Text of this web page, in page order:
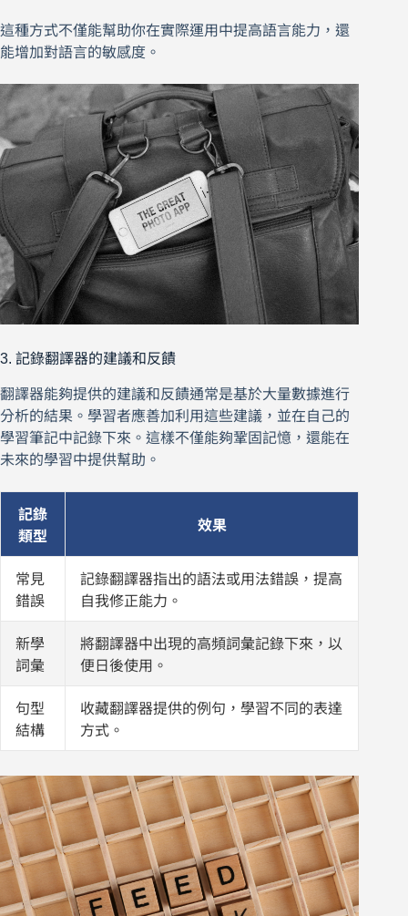
這種方式不僅能幫助你在實際運用中提高語言能力，還
能增加對語言的敏感度。
3. 記錄翻譯器的建議和反饋
翻譯器能夠提供的建議和反饋通常是基於大量數據進行
分析的結果。學習者應善加利用這些建議，並在自己的
學習筆記中記錄下來。這樣不僅能夠鞏固記憶，還能在
未來的學習中提供幫助。
記錄
類型
效果
常見
錯誤
記錄翻譯器指出的語法或用法錯誤，提高
自我修正能力。
新學
詞彙
將翻譯器中出現的高頻詞彙記錄下來，以
便日後使用。
句型
結構
收藏翻譯器提供的例句，學習不同的表達
方式。